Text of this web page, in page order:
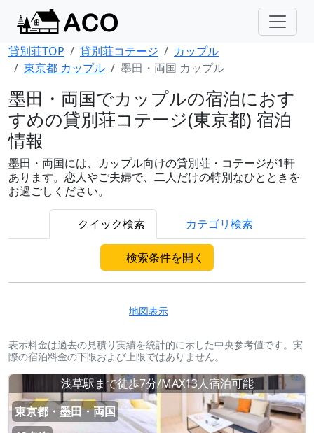
貸別荘TOP 貸別荘コテージ
カップル
東京都 カップル
墨田・両国 カップル
墨田・両国でカップルの宿泊におす
すめの貸別荘コテージ(東京都) 宿泊
情報
墨田・両国には、カップル向けの貸別荘・コテージが1軒
あります。恋人やご夫婦で、二人だけの特別なひとときを
お過ごしください。
クイック検索 カテゴリ検索
検索条件を開く
地図表示
表示料金は過去の見積り実績を統計的に示した中央参考値です。実
際の宿泊料金の下限および上限ではありません。
浅草駅まで徒歩7分/MAX13人宿泊可能
東京都・墨田・両国